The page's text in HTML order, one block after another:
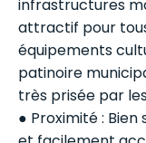
infrastructures
attractif pour
équipements
patinoire
très prisée par
● Proximité :